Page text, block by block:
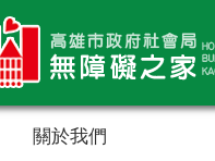
關於我們